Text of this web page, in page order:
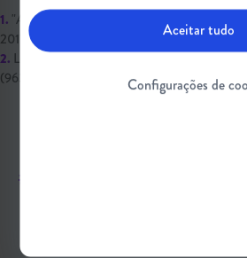
Aceitar tudo
Configurações de
1. "Aprenda os sinais. Aja cedo". Sociedade
2017.
2. Lunn MR, Wang CH. Spinal muscular
(9630):2120-33
#MarcosMotores